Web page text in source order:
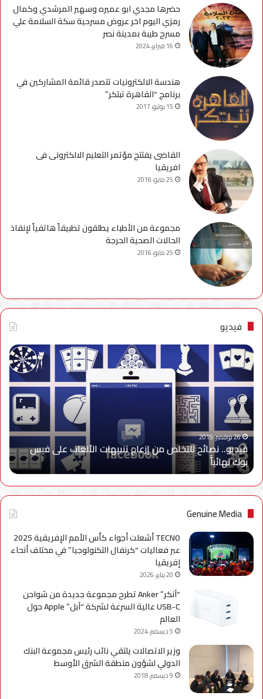
حضرها مجدي ابو عميره وسهير المرشدي وكمال
رمزي اليوم اخر عروض مسرحية سكة السلامة علي
مسرح طيبة بمدينة نصر
16 فبراير، 2024
هندسة الالكترونيات تتصدر قائمة المشاركين في
برنامج “القاهرة تبتكر”
15 يوليو، 2017
القاضى يفتتح مؤتمر التعليم الالكترونى فى
افريقيا
25 مايو، 2016
مجموعة من الأطباء يطلقون تطبيقاً هاتفياً لإنقاذ
الحالات الصحية الحرجة
25 مايو، 2016
فيديو
فيديو..
نصائح
للتخلص
من
إزعاج
تنبيهات
الألعاب
على
فيس
بوك
نهائياًَ
26 نوفمبر، 2015
فيديو.. نصائح للتخلص من إزعاج تنبيهات الألعاب على فيس
بوك نهائياًَ
Genuine Media
TECNO أشعلت أجواء كأس الأمم الإفريقية 2025
عبر فعاليات “كرنفال التكنولوجيا” في مختلف أنحاء
إفريقيا
20 يناير، 2026
“آنكر” Anker تطرح مجموعة جديدة من شواحن
USB-C عالية السرعة لشركة “آبل” Apple حول
العالم
5 ديسمبر، 2024
وزير الاتصالات يلتقي نائب رئيس مجموعة البنك
الدولي لشؤون منطقة الشرق الأوسط
9 ديسمبر، 2018